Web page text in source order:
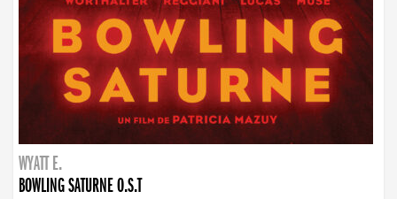
WYATT E.
BOWLING SATURNE O.S.T